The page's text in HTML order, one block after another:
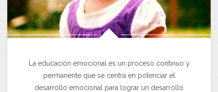
La educación emocional es un proceso continuo y
permanente que se centra en potenciar el
desarrollo emocional para lograr un desarrollo